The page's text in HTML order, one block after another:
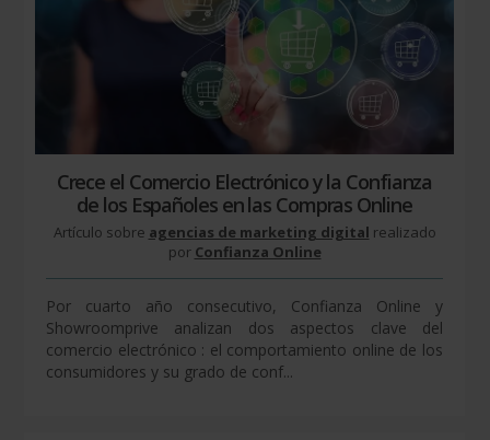
Crece el Comercio Electrónico y la Confianza
de los Españoles en las Compras Online
Artículo sobre agencias de marketing digital realizado
por Confianza Online
Por cuarto año consecutivo, Confianza Online y
Showroomprive analizan dos aspectos clave del
comercio electrónico : el comportamiento online de los
consumidores y su grado de conf...